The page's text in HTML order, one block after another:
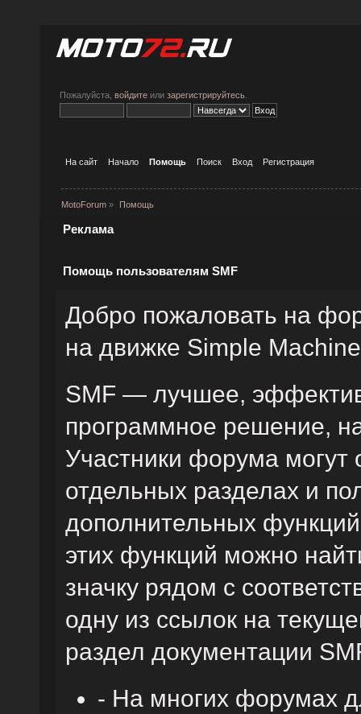
Пожалуйста, войдите или зарегистрируйтесь
На сайт Начало Помощь Поиск Вход Регистрация
MotoForum » Помощь
Реклама
Помощь пользователям SMF
Добро пожаловать на
на движке Simple
SMF — лучшее,
программное решение,
Участники форума
отдельных разделах и
дополнительных
этих функций можно
значку рядом с
одну из ссылок на
раздел документации
- На многих форумах